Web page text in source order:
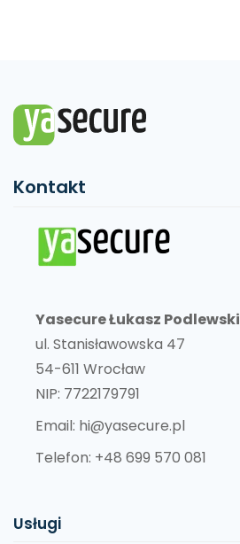
Kontakt
Yasecure Łukasz Podlewski
ul. Stanisławowska 47
54-611 Wrocław
NIP: 7722179791
Email: hi@yasecure.pl
Telefon: +48 699 570 081
Usługi